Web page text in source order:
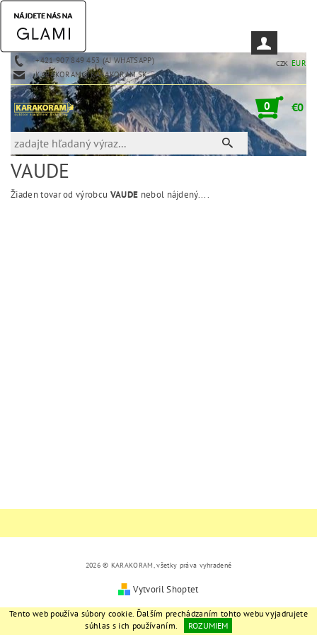
+421 907 849 453 (AJ WHATSAPP)
KARAKORAM@KARAKORAM.SK
CZK EUR
0 €0
VAUDE
Žiaden tovar od výrobcu VAUDE nebol nájdený....
2026 © KARAKORAM, všetky práva vyhradené
Vytvoril Shoptet
Tento web používa súbory cookie. Ďalším prechádzaním tohto webu vyjadrujete
súhlas s ich používaním.
ROZUMIEM